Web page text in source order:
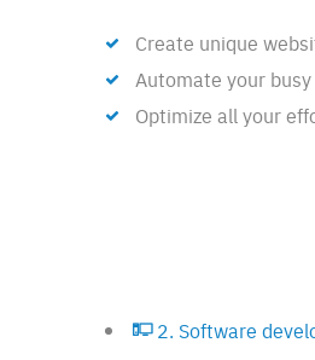
Create unique
Automate your
Optimize all your
2. Software